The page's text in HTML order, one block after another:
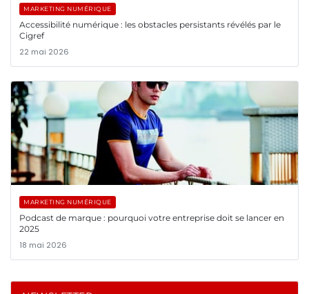
MARKETING NUMÉRIQUE
Accessibilité numérique : les obstacles persistants révélés par le
Cigref
22 mai 2026
MARKETING NUMÉRIQUE
Podcast de marque : pourquoi votre entreprise doit se lancer en
2025
18 mai 2026